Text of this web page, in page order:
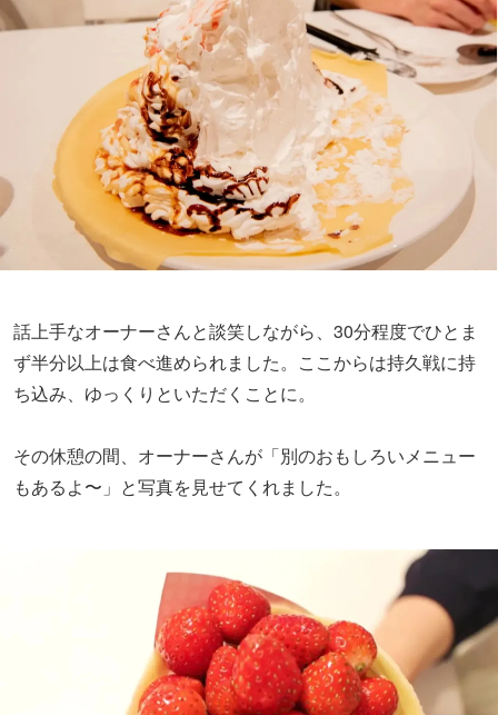
話上手なオーナーさんと談笑しながら、30分程度でひとま
ず半分以上は食べ進められました。ここからは持久戦に持
ち込み、ゆっくりといただくことに。
もあるよ〜」と写真を見せてくれました。